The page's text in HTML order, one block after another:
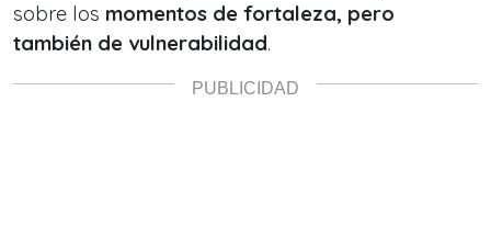
sobre los momentos de fortaleza, pero
también de vulnerabilidad.